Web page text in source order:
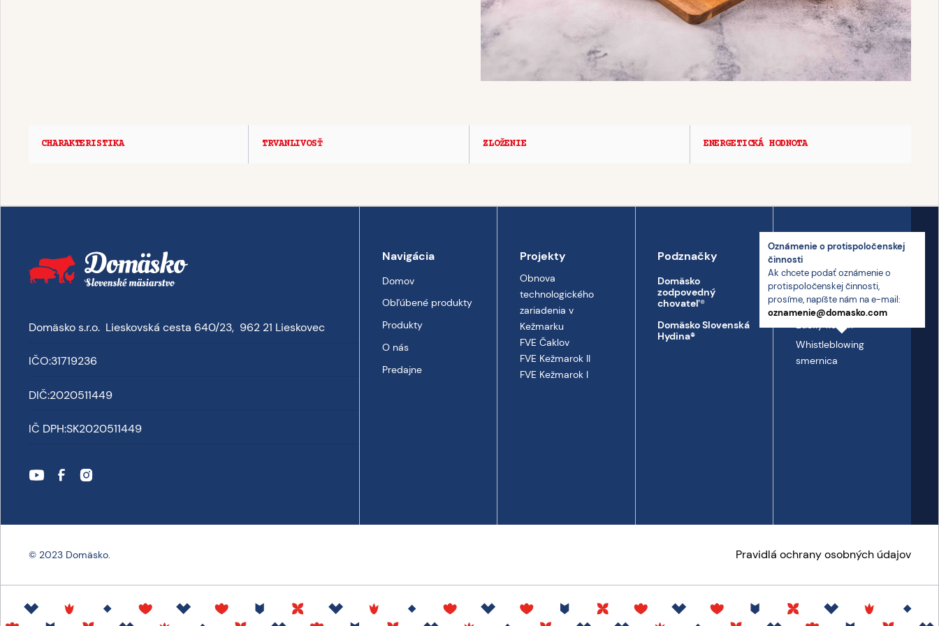
CHARAKTERISTIKA TRVANLIVOSŤ ZLOŽENIE ENERGETICKÁ HODNOTA
Domäsko s.r.o. Lieskovská cesta 640/23, 962 21 Lieskovec
IČO:31719236
DIČ:2020511449
IČ DPH:SK2020511449
Navigácia
Domov
Obľúbené produkty
Produkty
O nás
Predajne
Projekty
Obnova
technologického
zariadenia v
Kežmarku
FVE Čaklov
FVE Kežmarok II
FVE Kežmarok I
Podznačky
Domäsko
zodpovedný
chovateľ®
Domäsko Slovenská
Hydina®
Kontakt
Kontakt
Prepravný poriadok
Etický kódex
Oznámenie o proti­spoločenskej
činnosti
Ak chcete podať oznámenie o
proti­spoločenskej činnosti,
prosíme, napíšte nám na e-mail:
oznamenie@domasko.com
Whistleblowing
smernica
© 2023 Domäsko. Pravidlá ochrany osobných údajov